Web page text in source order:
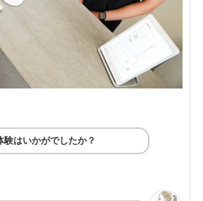
験はいかがでしたか？